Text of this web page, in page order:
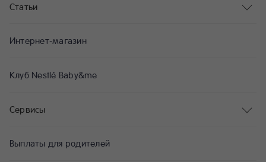
Статьи
Интернет-магазин
Клуб Nestlé Baby&me
Сервисы
Выплаты для родителей